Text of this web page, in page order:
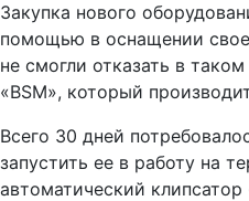
Закупка нового
помощью в оснащении
не смогли отказать в
«BSM», который
Всего 30 дней
запустить ее в работу на
автоматический клипсатор